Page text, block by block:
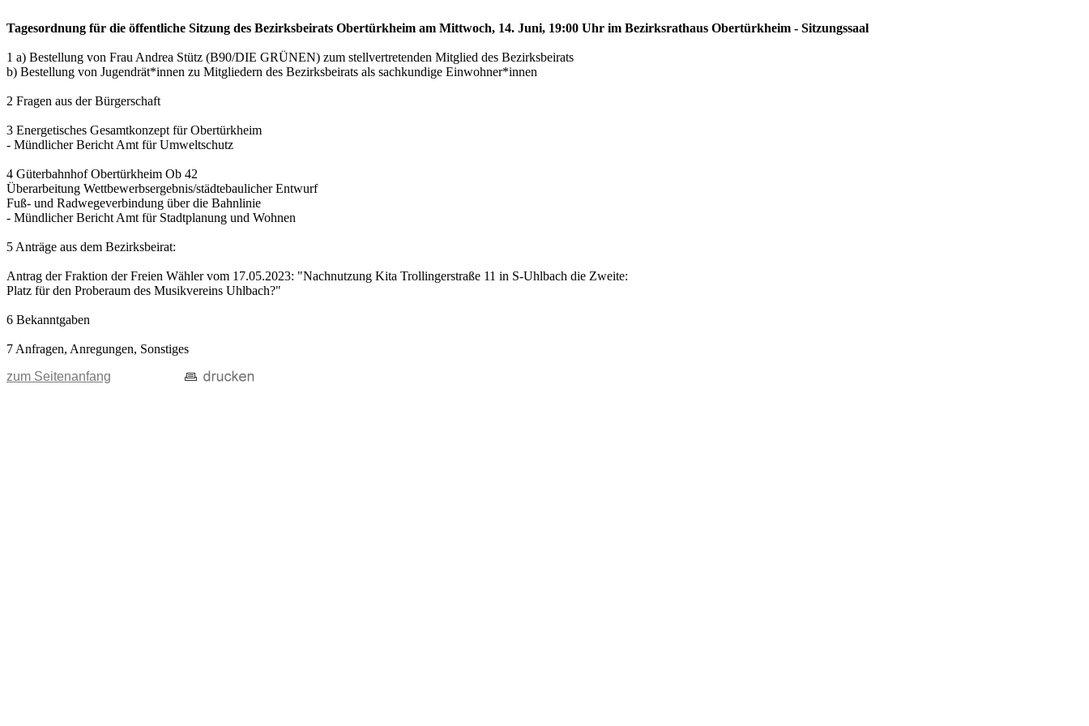
Tagesordnung für die öffentliche Sitzung des Bezirksbeirats Obertürkheim am Mittwoch, 14. Juni, 19:00 Uhr im Bezirksrathaus Obertürkheim - Sitzungssaal
1 a) Bestellung von Frau Andrea Stütz (B90/DIE GRÜNEN) zum stellvertretenden Mitglied des Bezirksbeirats
b) Bestellung von Jugendrät*innen zu Mitgliedern des Bezirksbeirats als sachkundige Einwohner*innen
2 Fragen aus der Bürgerschaft
3 Energetisches Gesamtkonzept für Obertürkheim
- Mündlicher Bericht Amt für Umweltschutz
4 Güterbahnhof Obertürkheim Ob 42
Überarbeitung Wettbewerbsergebnis/städtebaulicher Entwurf
Fuß- und Radwegeverbindung über die Bahnlinie
- Mündlicher Bericht Amt für Stadtplanung und Wohnen
5 Anträge aus dem Bezirksbeirat:
Antrag der Fraktion der Freien Wähler vom 17.05.2023: "Nachnutzung Kita Trollingerstraße 11 in S-Uhlbach die Zweite:
Platz für den Proberaum des Musikvereins Uhlbach?"
6 Bekanntgaben
7 Anfragen, Anregungen, Sonstiges
zum Seitenanfang